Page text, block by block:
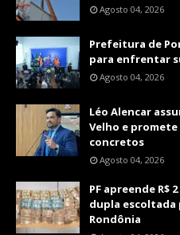
Agosto 04, 2026
Prefeitura de
para enfrentar
Agosto 04, 2026
Léo Alencar
Velho e
concretos
Agosto 04, 2026
PF apreende R$
dupla escoltada
Rondônia